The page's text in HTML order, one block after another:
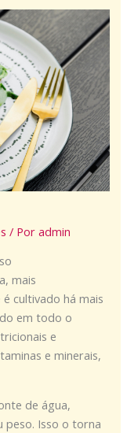
/ Poradmin
mais
é cultivado há mais
em todo o
e
e minerais,
de água,
peso. Isso o torna